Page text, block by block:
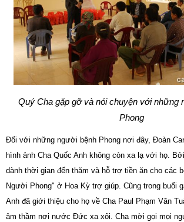
Quý Cha gặp gỡ và nói chuyện với những
Phong
Đối với những người bệnh Phong nơi đây, Đoàn
hình ảnh Cha Quốc Anh không còn xa lạ với họ.
dành thời gian đến thăm và hỗ trợ tiền ăn cho các
Người Phong" ở Hoa Kỳ trợ giúp. Cũng trong buổi
Anh đã giới thiệu cho họ về Cha Paul Phạm Văn
âm thầm nơi nước Đức xa xôi. Cha mời gọi mọi